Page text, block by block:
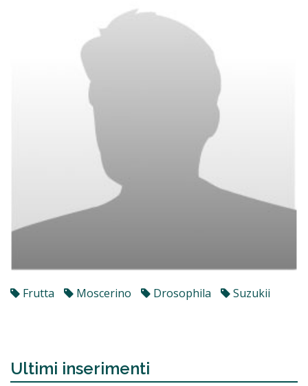
Frutta Moscerino Drosophila Suzukii
Ultimi inserimenti